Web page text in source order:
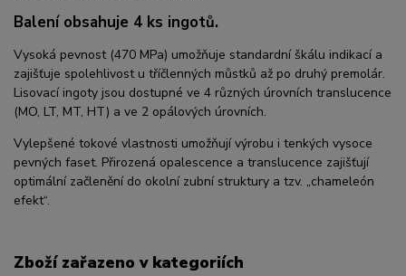
Balení obsahuje 4 ks ingotů.
Vysoká pevnost (470 MPa) umožňuje standardní škálu indikací a
zajišťuje spolehlivost u tříčlenných můstků až po druhý premolár.
Lisovací ingoty jsou dostupné ve 4 různých úrovních translucence
(MO, LT, MT, HT) a ve 2 opálových úrovních.
Vylepšené tokové vlastnosti umožňují výrobu i tenkých vysoce
pevných faset. Přirozená opalescence a translucence zajišťují
optimální začlenění do okolní zubní struktury a tzv. „chameleón
efekt“.
Zboží zařazeno v kategoriích